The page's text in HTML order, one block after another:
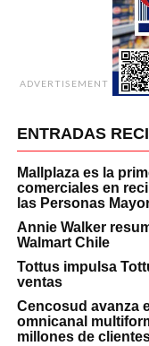
ADVERTISEMENT
ENTRADAS
Mallplaza es la
comerciales en
las Personas
Annie Walker
Walmart Chile
Tottus impulsa
ventas
Cencosud avanza
omnicanal
millones de